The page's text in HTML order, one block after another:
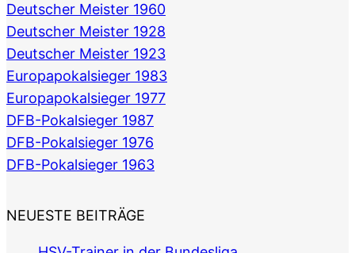
Deutscher Meister 1960
Deutscher Meister 1928
Deutscher Meister 1923
Europapokalsieger 1983
Europapokalsieger 1977
DFB-Pokalsieger 1987
DFB-Pokalsieger 1976
DFB-Pokalsieger 1963
NEUESTE BEITRÄGE